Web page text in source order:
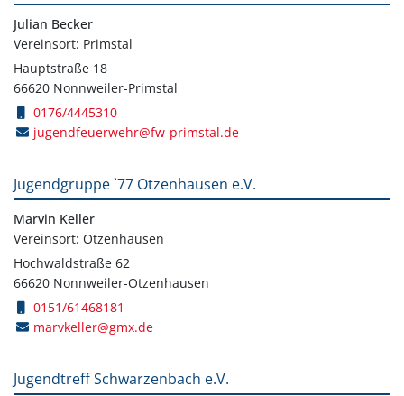
Julian Becker
Vereinsort: Primstal
Hauptstraße 18
66620 Nonnweiler-Primstal
0176/4445310
jugendfeuerwehr@fw-primstal.de
Jugendgruppe `77 Otzenhausen e.V.
Marvin Keller
Vereinsort: Otzenhausen
Hochwaldstraße 62
66620 Nonnweiler-Otzenhausen
0151/61468181
marvkeller@gmx.de
Jugendtreff Schwarzenbach e.V.